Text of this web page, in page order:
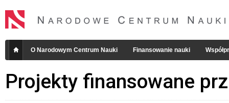
O Narodowym Centrum Nauki Finansowanie nauki
Projekty finansowane